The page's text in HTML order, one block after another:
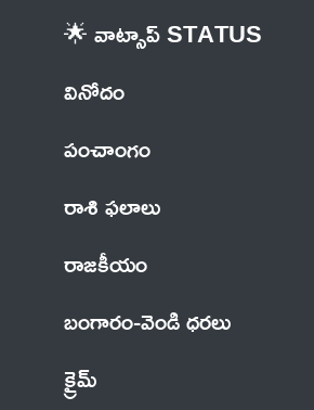
🌟 వాట్సాప్ STATUS
వినోదం
పంచాంగం
రాశి ఫలాలు
రాజకీయం
బంగారం-వెండి ధరలు
క్రైమ్